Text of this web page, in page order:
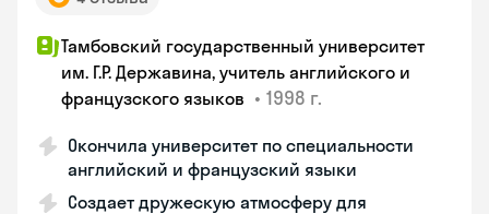
Тамбовский государственный университет
им. Г.Р. Державина, учитель английского и
французского языков • 1998 г.
Окончила университет по специальности
английский и французский языки
Создает дружескую атмосферу для